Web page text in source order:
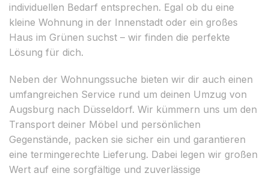
individuellen Bedarf entsprechen. Egal ob du eine
kleine Wohnung in der Innenstadt oder ein großes
Haus im Grünen suchst – wir finden die perfekte
Lösung für dich.
Neben der Wohnungssuche bieten wir dir auch einen
umfangreichen Service rund um deinen Umzug von
Augsburg nach Düsseldorf. Wir kümmern uns um den
Transport deiner Möbel und persönlichen
Gegenstände, packen sie sicher ein und garantieren
eine termingerechte Lieferung. Dabei legen wir großen
Wert auf eine sorgfältige und zuverlässige